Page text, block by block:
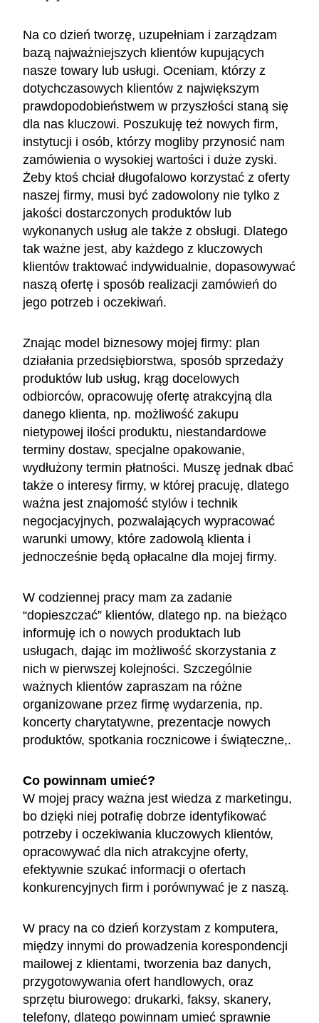
Na co dzień tworzę, uzupełniam i zarządzam
bazą najważniejszych klientów kupujących
nasze towary lub usługi. Oceniam, którzy z
dotychczasowych klientów z największym
prawdopodobieństwem w przyszłości staną się
dla nas kluczowi. Poszukuję też nowych firm,
instytucji i osób, którzy mogliby przynosić nam
zamówienia o wysokiej wartości i duże zyski.
Żeby ktoś chciał długofalowo korzystać z oferty
naszej firmy, musi być zadowolony nie tylko z
jakości dostarczonych produktów lub
wykonanych usług ale także z obsługi. Dlatego
tak ważne jest, aby każdego z kluczowych
klientów traktować indywidualnie, dopasowywać
naszą ofertę i sposób realizacji zamówień do
jego potrzeb i oczekiwań.
Znając model biznesowy mojej firmy: plan
działania przedsiębiorstwa, sposób sprzedaży
produktów lub usług, krąg docelowych
odbiorców, opracowuję ofertę atrakcyjną dla
danego klienta, np. możliwość zakupu
nietypowej ilości produktu, niestandardowe
terminy dostaw, specjalne opakowanie,
wydłużony termin płatności. Muszę jednak dbać
także o interesy firmy, w której pracuję, dlatego
ważna jest znajomość stylów i technik
negocjacyjnych, pozwalających wypracować
warunki umowy, które zadowolą klienta i
jednocześnie będą opłacalne dla mojej firmy.
W codziennej pracy mam za zadanie
“dopieszczać” klientów, dlatego np. na bieżąco
informuję ich o nowych produktach lub
usługach, dając im możliwość skorzystania z
nich w pierwszej kolejności. Szczególnie
ważnych klientów zapraszam na różne
organizowane przez firmę wydarzenia, np.
koncerty charytatywne, prezentacje nowych
produktów, spotkania rocznicowe i świąteczne,.
Co powinnam umieć?
W mojej pracy ważna jest wiedza z marketingu,
bo dzięki niej potrafię dobrze identyfikować
potrzeby i oczekiwania kluczowych klientów,
opracowywać dla nich atrakcyjne oferty,
efektywnie szukać informacji o ofertach
konkurencyjnych firm i porównywać je z naszą.
W pracy na co dzień korzystam z komputera,
między innymi do prowadzenia korespondencji
mailowej z klientami, tworzenia baz danych,
przygotowywania ofert handlowych, oraz
sprzętu biurowego: drukarki, faksy, skanery,
telefony, dlatego powinnam umieć sprawnie